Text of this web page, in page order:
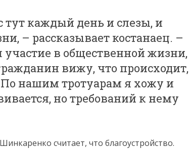
каждый день и слезы, и
– рассказывает костанаец. –
в общественной жизни,
вижу, что происходит,
По нашим тротуарам я хожу и
но требований к нему
считает, что благоустройство.